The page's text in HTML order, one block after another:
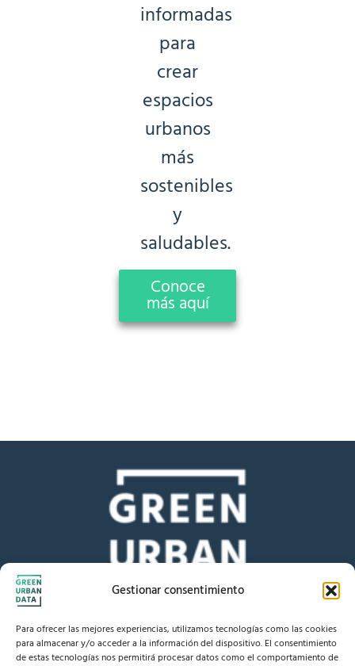
Gestionar consentimiento
Para ofrecer las mejores experiencias, utilizamos tecnologías como las cookies
para almacenar y/o acceder a la información del dispositivo. El consentimiento
de estas tecnologías nos permitirá procesar datos como el comportamiento de
informadas
para
crear
espacios
urbanos
más
sostenibles
y
saludables.
Conoce
más aquí
Te ayudamos a conseguir